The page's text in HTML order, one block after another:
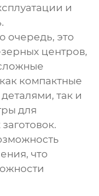
и
очередь, это
центров,
компактные
так и
для
, что